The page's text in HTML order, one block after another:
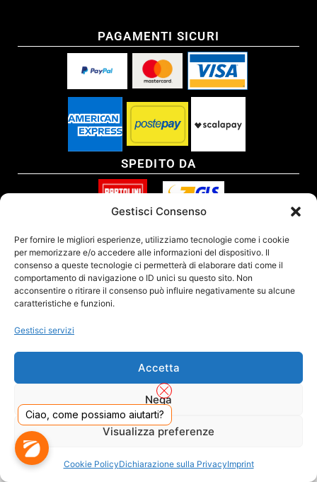
Gestisci Consenso
Per fornire le migliori esperienze, utilizziamo tecnologie come i cookie
per memorizzare e/o accedere alle informazioni del dispositivo. Il
consenso a queste tecnologie ci permetterà di elaborare dati come il
comportamento di navigazione o ID unici su questo sito. Non
acconsentire o ritirare il consenso può influire negativamente su alcune
caratteristiche e funzioni.
Gestisci servizi
Accetta
Nega
Visualizza preferenze
Cookie PolicyDichiarazione sulla PrivacyImprint
PAGAMENTI SICURI
SPEDITO DA
DADO S.R.L. Unipersonale - Viale Enrico Forlanini 23 - 20134 Milano (MI) - Italy
Tel. 02.40703420 - P.Iva/C.F. 02681390809 - Numero REA MI-2640300 - Cap. Soc.
Ciao, come possiamo aiutarti?